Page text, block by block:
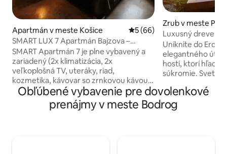
Apartmán v meste Košice Priemerné ohodnotenie 5
5 (66)
SMART LUX 7 Apartmán Bajzova –
centrum, klimatizácia 2x
SMART Apartmán 7 je plne vybavený a
zariadený (2x klimatizácia, 2x
veľkoplošná TV, uteráky, riad,
kozmetika, kávovar so zrnkovou kávou,
SodaStream, minerálka, ľad, papuče,
práčka, sušička, balkón...), má zriadenú
inteligentnú domácnosť, každá izba
Zrub v meste
Luxusný drevený
Uniknite do
elegantného
hostí, ktorí
súkromie. Svetlé
obklopené
dokonalé
každá izba je
Obľúbené vybavenie pre dovolenkové
prenájmy v meste Bodrog